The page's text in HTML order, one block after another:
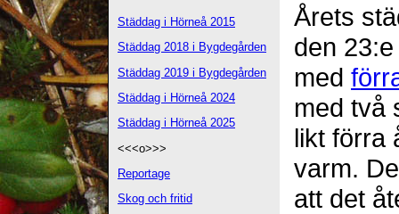
Städdag i Hörneå 2015
Städdag 2018 i Bygdegården
Städdag 2019 i Bygdegården
Städdag i Hörneå 2024
Städdag i Hörneå 2025
<<<o>>>
Reportage
Skog och fritid
Årets
den
med
med två
likt förra
varm.
att det